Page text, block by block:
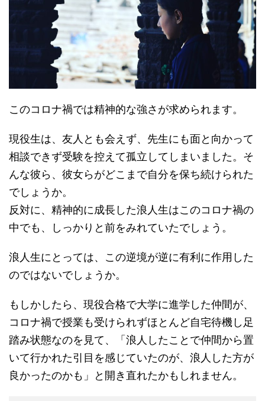
このコロナ禍では精神的な強さが求められます。
現役生は、友人とも会えず、先生にも面と向かって
相談できず受験を控えて孤立してしまいました。そ
んな彼ら、彼女らがどこまで自分を保ち続けられた
でしょうか。
反対に、精神的に成長した浪人生はこのコロナ禍の
中でも、しっかりと前をみれていたでしょう。
浪人生にとっては、この逆境が逆に有利に作用した
のではないでしょうか。
もしかしたら、現役合格で大学に進学した仲間が、
コロナ禍で授業も受けられずほとんど自宅待機し足
踏み状態なのを見て、「浪人したことで仲間から置
いて行かれた引目を感じていたのが、浪人した方が
良かったのかも」と開き直れたかもしれません。